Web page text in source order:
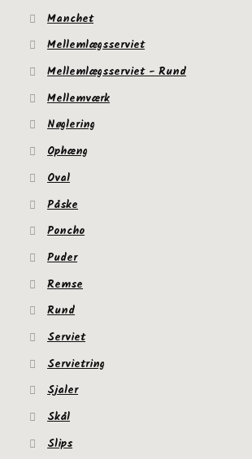
Manchet
Mellemlægsserviet
Mellemlægsserviet - Rund
Mellemværk
Nøglering
Ophæng
Oval
Påske
Poncho
Puder
Remse
Rund
Serviet
Servietring
Sjaler
Skål
Slips